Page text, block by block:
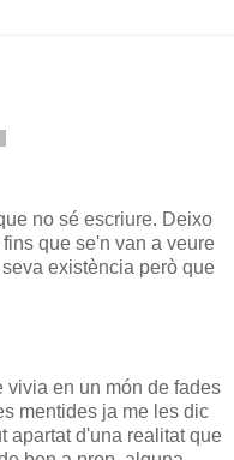
no sé escriure. Deixo
que se'n van a veure
existència però que
vivia en un món de fades
mentides ja me les dic
apartat d'una realitat que